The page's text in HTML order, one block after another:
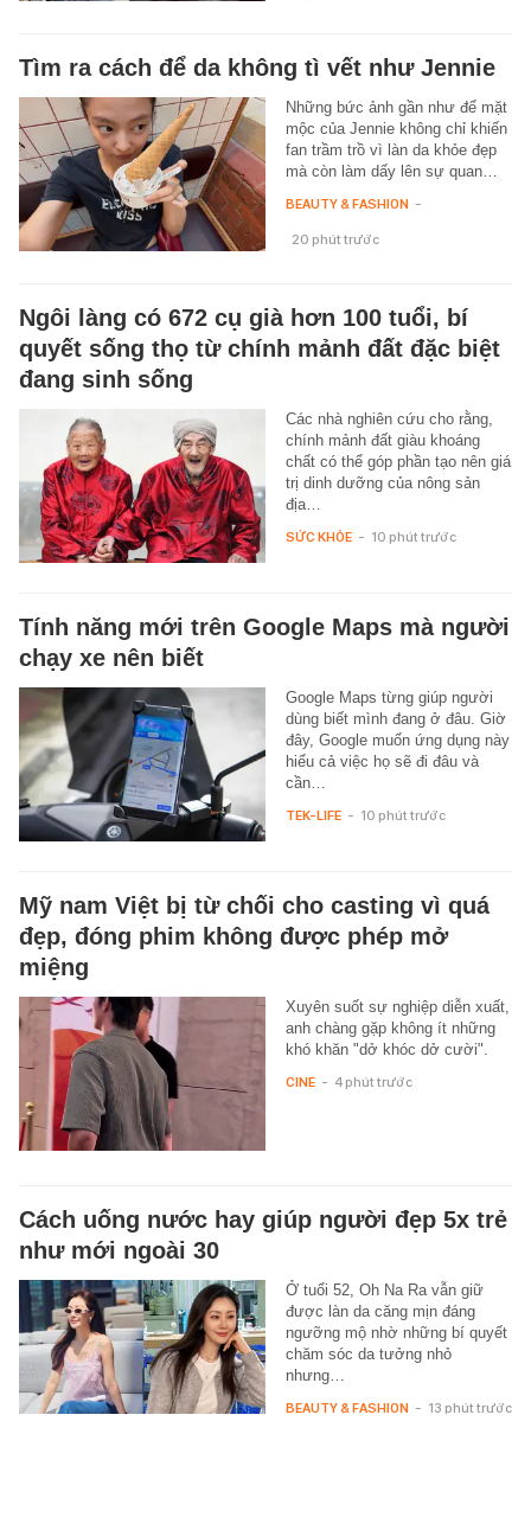
Tìm ra cách để da không tì vết như Jennie
Những bức ảnh gần như để mặt
mộc của Jennie không chỉ khiến
fan trầm trồ vì làn da khỏe đẹp
mà còn làm dấy lên sự quan…
BEAUTY & FASHION -
20 phút trước
Ngôi làng có 672 cụ già hơn 100 tuổi, bí
quyết sống thọ từ chính mảnh đất đặc biệt
đang sinh sống
Các nhà nghiên cứu cho rằng,
chính mảnh đất giàu khoáng
chất có thể góp phần tạo nên giá
trị dinh dưỡng của nông sản
địa…
SỨC KHỎE - 10 phút trước
Tính năng mới trên Google Maps mà người
chạy xe nên biết
Google Maps từng giúp người
dùng biết mình đang ở đâu. Giờ
đây, Google muốn ứng dụng này
hiểu cả việc họ sẽ đi đâu và
cần…
TEK-LIFE - 10 phút trước
Mỹ nam Việt bị từ chối cho casting vì quá
đẹp, đóng phim không được phép mở
miệng
Xuyên suốt sự nghiệp diễn xuất,
anh chàng gặp không ít những
khó khăn "dở khóc dở cười".
CINE - 4 phút trước
Cách uống nước hay giúp người đẹp 5x trẻ
như mới ngoài 30
Ở tuổi 52, Oh Na Ra vẫn giữ
được làn da căng mịn đáng
ngưỡng mộ nhờ những bí quyết
chăm sóc da tưởng nhỏ
nhưng…
BEAUTY & FASHION - 13 phút trước